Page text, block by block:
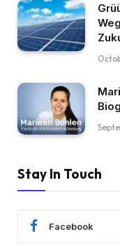
Stay In Touch
Facebook